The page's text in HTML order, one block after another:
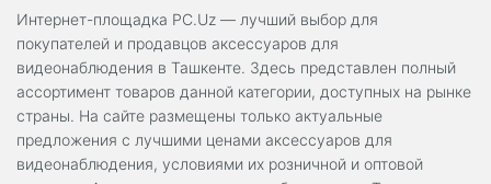
Интернет-площадка PC.Uz — лучший выбор для
покупателей и продавцов аксессуаров для
видеонаблюдения в Ташкенте. Здесь представлен полный
ассортимент товаров данной категории, доступных на рынке
страны. На сайте размещены только актуальные
предложения с лучшими ценами аксессуаров для
видеонаблюдения, условиями их розничной и оптовой